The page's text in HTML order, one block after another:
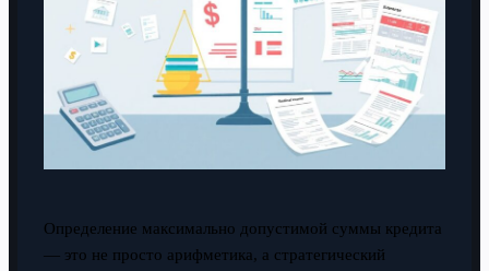
Определение максимально допустимой суммы кредита
— это не просто арифметика, а стратегический